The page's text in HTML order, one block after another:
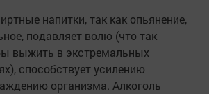
напитки, так как опьянение,
подавляет волю (что так
выжить в экстремальных
способствует усилению
организма. Алкоголь